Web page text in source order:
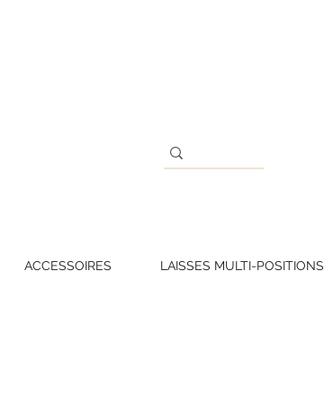
ACCESSOIRES LAISSES MULTI-POSITIONS